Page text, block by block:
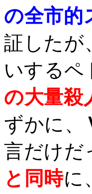
の全市的
証したが
いするペ
の大量殺
ずかに、
言だけだ
と同時に